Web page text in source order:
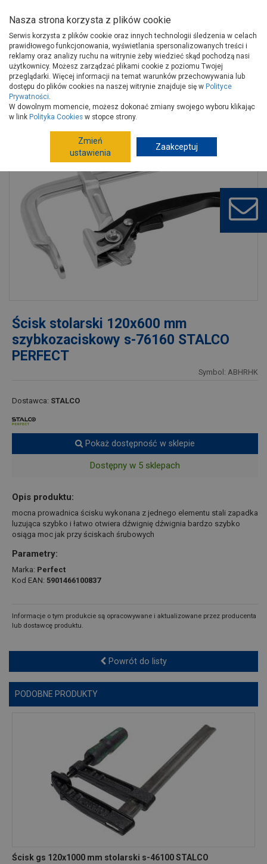
Strona główna Narzędzia
Narzędzia ręczne, warsztat
Ściski, imadła, wyciskacze
Ściski
Ścisk stolarski 120x600 mm szybkozaciskowy s-76160 STALCO
PERFECT
Ścisk stolarski 120x600 mm
szybkozaciskowy s-76160 STALCO
PERFECT
Symbol: ABHRHK
Dostawca: STALCO
Pokaż dostępność w sklepie
Dostępny w 5 sklepach
Opis produktu:
mocna prowadnica ścisku wykonana z jednego elementu stali zapadka
luzująca szybko i łatwo otwiera dźwignię dźwignia bardzo szybko
osiąga moc jak przy ściskach śrubowych
Parametry:
Marka: Perfect
Kod EAN: 5901466100837
Informacje o tym produkcie są opracowywane i aktualizowane przez producenta
lub dostawcę produktu.
Powrót do listy
PODOBNE PRODUKTY
Ścisk gs 120x1000 mm stolarski s-46100 STALCO
Nasza strona korzysta z plików cookie
Serwis korzysta z plików cookie oraz innych technologii śledzenia w celach
prawidłowego funkcjonowania, wyświetlania spersonalizowanych treści i
reklamy oraz analizy ruchu na witrynie żeby wiedzieć skąd pochodzą nasi
użytkownicy. Możesz zarządzać plikami cookie z poziomu Twojej
przeglądarki. Więcej informacji na temat warunków przechowywania lub
dostępu do plików cookies na naszej witrynie znajduje się w Polityce
Prywatności.
W dowolnym momencie, możesz dokonać zmiany swojego wyboru klikając
w link Polityka Cookies w stopce strony.
Zmień
ustawienia
Zaakceptuj